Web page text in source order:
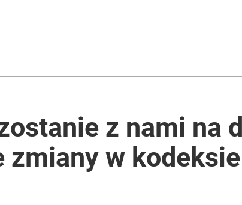
kolekcji kapsułowej
Tego potrzebuje dziś cała Europa
z nami na
zmiany w